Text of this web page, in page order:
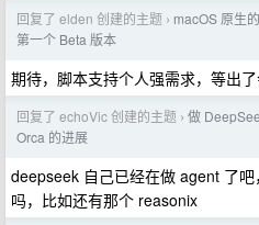
回复了 elden 创建的主题 › macOS 原生
第一个 Beta 版本
期待，脚本支持个人强需求，等出
回复了 echoVic 创建的主题 › 做
Orca 的进展
deepseek 自己已经在做 agent 了
吗，比如还有那个 reasonix